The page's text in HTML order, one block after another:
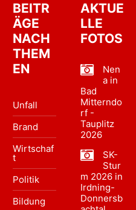
BEITR
ÄGE
NACH
THEM
EN
Unfall
Brand
Wirtschaf
t
Politik
Bildung
AKTUE
LLE
FOTOS
Nen
a in
Bad
Mitterndo
rf -
Tauplitz
2026
SK-
Stur
m 2026 in
Irdning-
Donnersb